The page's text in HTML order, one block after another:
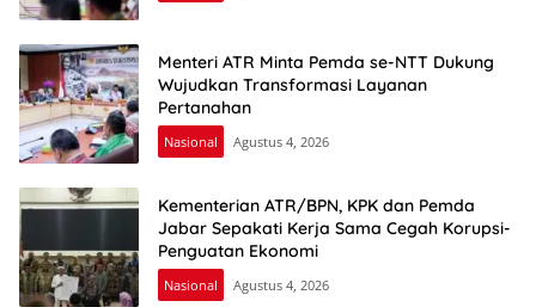
Menteri ATR Minta Pemda se-NTT Dukung
Wujudkan Transformasi Layanan
Pertanahan
Nasional Agustus 4, 2026
Kementerian ATR/BPN, KPK dan Pemda
Jabar Sepakati Kerja Sama Cegah Korupsi-
Penguatan Ekonomi
Nasional Agustus 4, 2026